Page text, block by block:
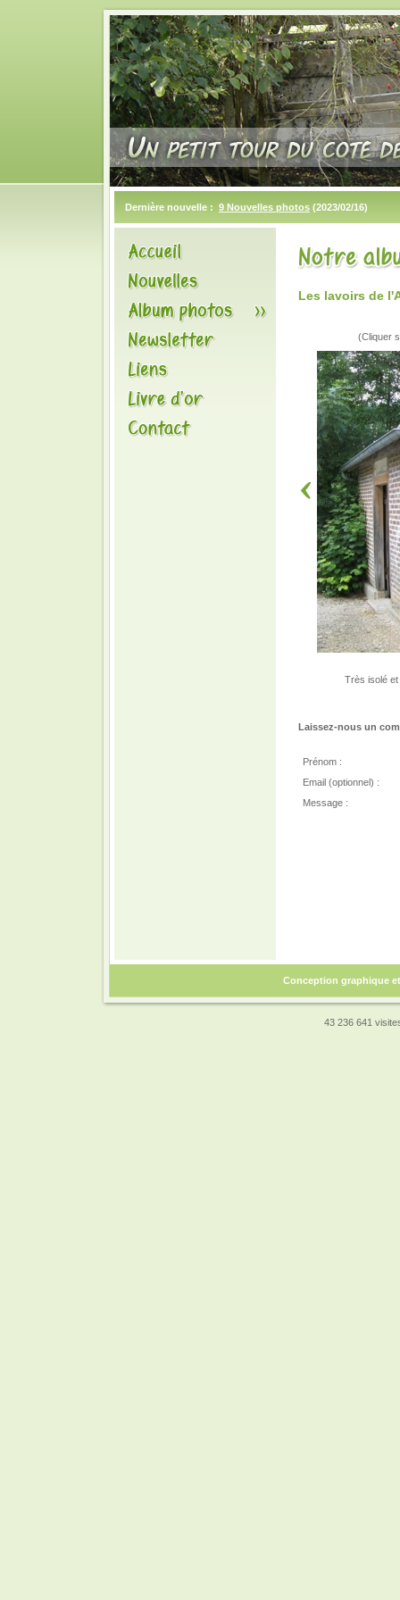
Dernière nouvelle : 9 Nouvelles photos (2023/02/16)
Les lavoirs de
(Cliquer
Très isolé
Laissez-nous un
Prénom :
Email (optionnel) :
Message :
Conception graphique
43 236 641